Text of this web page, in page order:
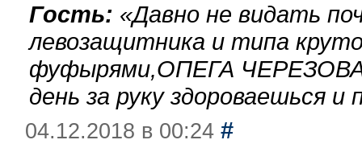
Гость: «Давно не видать
левозащитника и типа
фуфырями,ОПЕГА
день за руку здороваешься
04.12.2018 в 00:24 #